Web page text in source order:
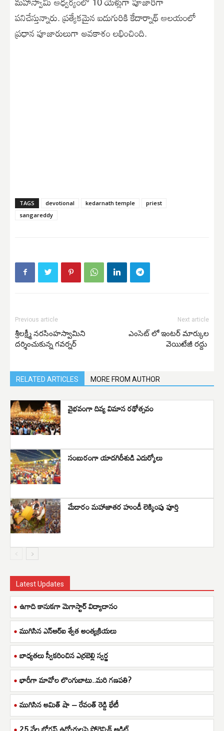
పనిచేస్తున్నారు. ప్రత్యేకమైన ఐదుగురికి కేదార్నాథ్ ఆలయంలో
ప్రధాన పూజారులుగా అవకాశం లభించింది.
TAGS devotional kedarnath temple
priest
sangareddy
Previous article
శ్రీలక్ష్మీ నరసింహస్వామిని
దర్శించుకున్న గవర్నర్
Next article
ఎంసెట్ లో ఇంటర్ మార్కుల
వెయిటేజీ రద్దు
RELATED ARTICLES MORE FROM AUTHOR
వైభవంగా దివ్య విమాన రథోత్సవం
సంబురంగా యాదగిరీశుడి ఎదుర్కోలు
మేడారం మహాజాతర హుండీ లెక్కింపు పూర్తి
Latest Updates
ఉగాది కానుకగా మెగాస్టార్ విద్యాదానం
ముగిసిన ఎన్ఆర్ఐ శ్వేత అంత్యక్రియలు
బాధ్యతలు స్వీకరించిన ఎర్రబెల్లి స్వర్ణ
భారీగా మావోల లొంగుబాటు..మరి గణపతి?
ముగిసిన అమిత్ షా – రేవంత్ రెడ్డి భేటీ